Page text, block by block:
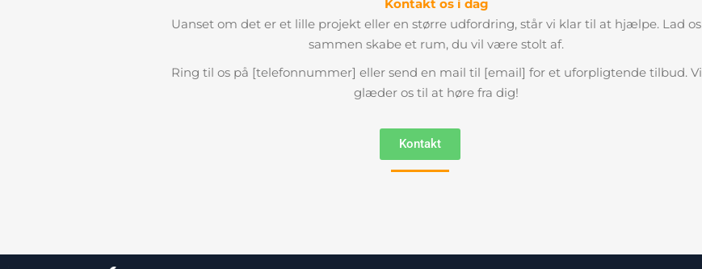
Kontakt os i dag
Uanset om det er et lille projekt eller en større udfordring, står vi klar til at hjælpe. Lad os
sammen skabe et rum, du vil være stolt af.
Ring til os på [telefonnummer] eller send en mail til [email] for et uforpligtende tilbud. Vi
glæder os til at høre fra dig!
Kontakt